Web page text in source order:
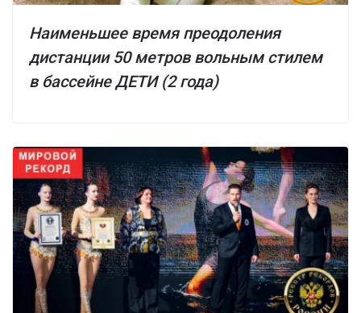
Наименьшее время преодоления
дистанции 50 метров вольным стилем
в бассейне ДЕТИ (2 года)